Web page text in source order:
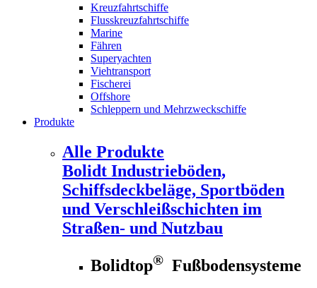
Kreuzfahrtschiffe
Flusskreuzfahrtschiffe
Marine
Fähren
Superyachten
Viehtransport
Fischerei
Offshore
Schleppern und Mehrzweckschiffe
Produkte
Alle Produkte
Bolidt Industrieböden,
Schiffsdeckbeläge, Sportböden
und Verschleißschichten im
Straßen- und Nutzbau
Bolidtop® Fußbodensysteme